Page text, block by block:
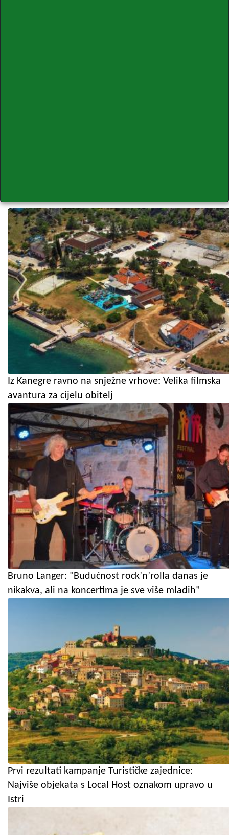
Iz Kanegre ravno na snježne vrhove: Velika filmska
avantura za cijelu obitelj
Bruno Langer: "Budućnost rock’n’rolla danas je
nikakva, ali na koncertima je sve više mladih"
Prvi rezultati kampanje Turističke zajednice:
Najviše objekata s Local Host oznakom upravo u
Istri